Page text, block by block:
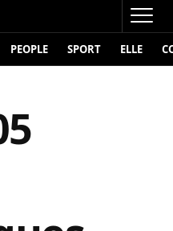
PEOPLE SPORT ELLE